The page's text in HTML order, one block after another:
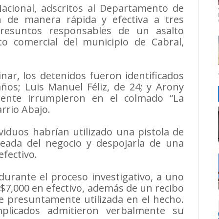
adscritos al Departamento de
de manera rápida y efectiva a tres
responsables de un asalto
comercial del municipio de Cabral,
los detenidos fueron identificados
Luis Manuel Féliz, de 24; y Arony
irrumpieron en el colmado “La
Abajo.
habrían utilizado una pistola de
del negocio y despojarla de una
el proceso investigativo, a uno
en efectivo, además de un recibo
presuntamente utilizada en el hecho.
admitieron verbalmente su